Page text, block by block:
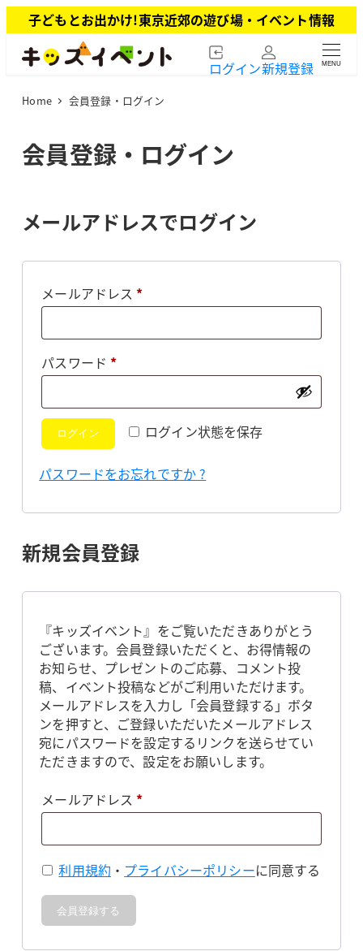
イ
子どもとお出かけ!東京近郊の遊び場・イベント情報
ログイン新規登録 MENU
Home 会員登録・ログイン
会員登録・ログイン
メールアドレスでログイン
メールアドレス *必
パスワード *必
ログイン状態を保存
ログイン
パスワードをお忘れですか ?
新規会員登録
『キッズイベント』をご覧いただきありがとう
ございます。会員登録いただくと、お得情報の
お知らせ、プレゼントのご応募、コメント投
稿、イベント投稿などがご利用いただけます。
メールアドレスを入力し「会員登録する」ボタ
ンを押すと、ご登録いただいたメールアドレス
宛にパスワードを設定するリンクを送らせてい
ただきますので、設定をお願いします。
メールアドレス *必
利用規約 ・ プライバシーポリシーに同意する
会員登録する